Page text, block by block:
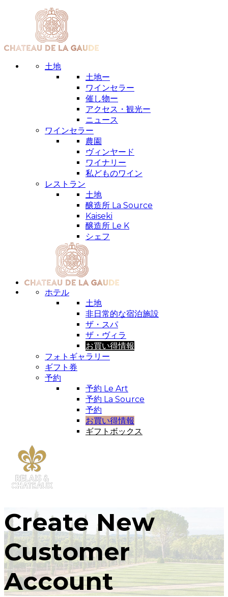
土地
土地ー
ワインセラー
催し物ー
アクセス・観光ー
ニュース
ワインセラー
農園
ヴィンヤード
ワイナリー
私どものワイン
レストラン
土地
醸造所 La Source
Kaiseki
醸造所 Le K
シェフ
ホテル
土地
非日常的な宿泊施設
ザ・スパ
ザ・ヴィラ
お買い得情報
フォトギャラリー
ギフト券
予約
予約 Le Art
予約 La Source
予約
お買い得情報
ギフトボックス
Create New
Customer
Account